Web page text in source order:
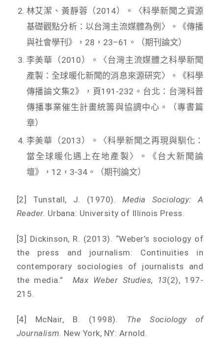
林艾潔、黃靜蓉（2014）。〈科學新聞之資源
基礎觀點分析：以台灣主流媒體為例〉。《傳播
與社會學刊》，28，23–61。（期刊論文）
李美華（2010）。〈台灣主流媒體之科學新聞
產製：全球暖化新聞的消息來源研究〉。《科學
傳播論文集2》，頁191-232。台北：台灣科普
傳播事業催生計畫統籌與協調中心。（專書篇
章）
李美華（2013）。〈科學新聞之再現與馴化：
當全球暖化遇上在地產製〉。《台大新聞論
壇》，12，3-34。（期刊論文）
[2] Tunstall, J. (1970).Media Sociology: A
Reader. Urbana: University of Illinois Press.
[3] Dickinson, R. (2013). “Weber’s sociology of
the press and journalism: Continuities in
contemporary sociologies of journalists and
the media.” Max Weber Studies, 13(2), 197-
215.
[4] McNair, B. (1998). The Sociology of
Journalism . New York, NY: Arnold.